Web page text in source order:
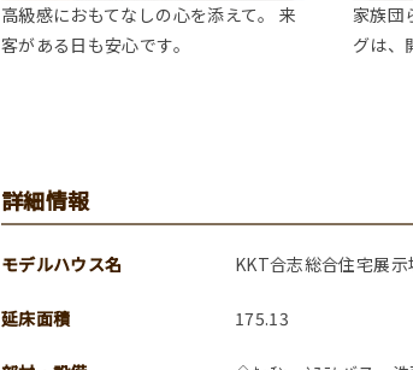
高級感におもてなしの心を添えて。 来
客がある日も安心です。
家族団
グは、
詳細情報
モデルハウス名 KKT合志総合住宅展
延床面積 175.13